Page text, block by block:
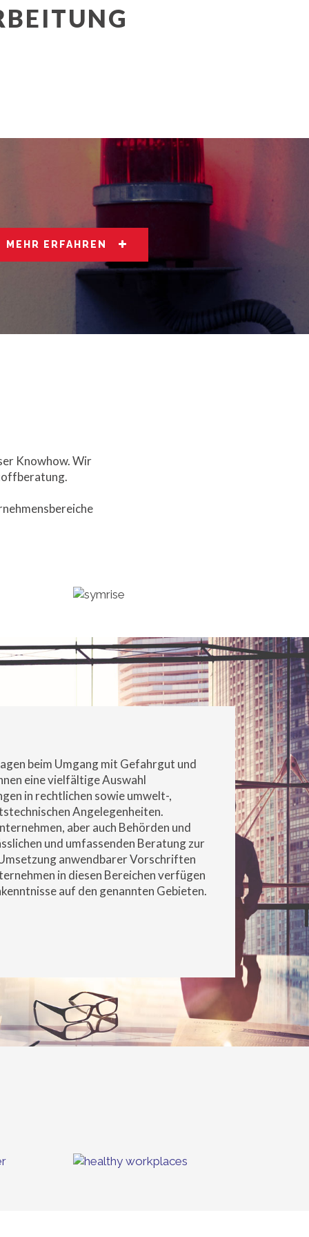
MEHR ERFAHREN
Knowhow. Wir
beim Umgang mit Gefahrgut und
eine vielfältige Auswahl
in rechtlichen sowie umwelt-,
Angelegenheiten.
aber auch Behörden und
und umfassenden Beratung zur
anwendbarer Vorschriften
in diesen Bereichen verfügen
auf den genannten Gebieten.